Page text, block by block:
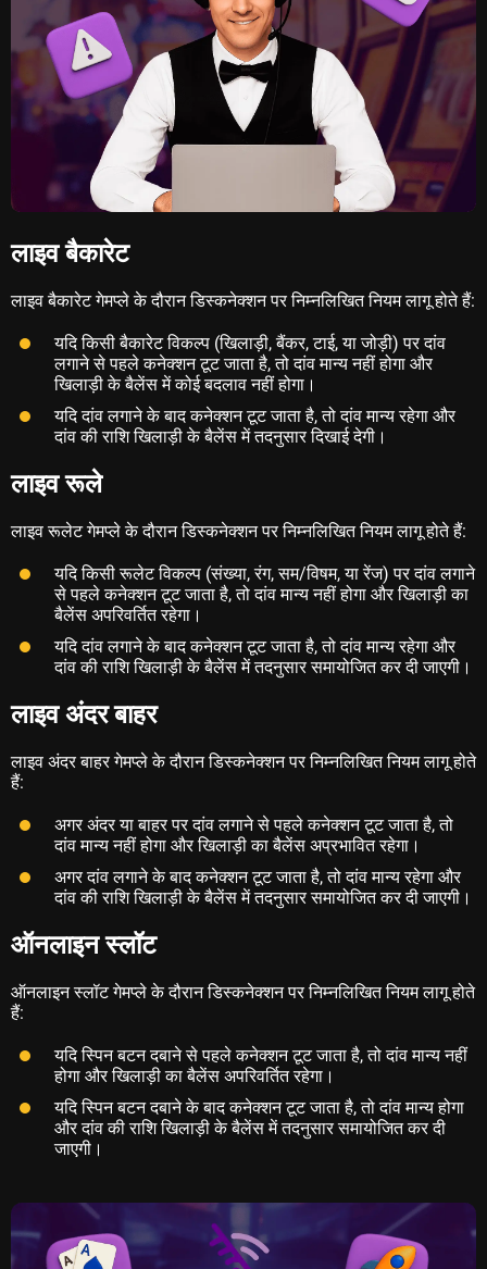
लाइव बैकारेट
लाइव बैकारेट गेमप्ले के दौरान डिस्कनेक्शन पर निम्नलिखित नियम लागू होते हैं:
यदि किसी बैकारेट विकल्प (खिलाड़ी, बैंकर, टाई, या जोड़ी) पर दांव
लगाने से पहले कनेक्शन टूट जाता है, तो दांव मान्य नहीं होगा और
खिलाड़ी के बैलेंस में कोई बदलाव नहीं होगा।
यदि दांव लगाने के बाद कनेक्शन टूट जाता है, तो दांव मान्य रहेगा और
दांव की राशि खिलाड़ी के बैलेंस में तदनुसार दिखाई देगी।
लाइव रूले
लाइव रूलेट गेमप्ले के दौरान डिस्कनेक्शन पर निम्नलिखित नियम लागू होते हैं:
यदि किसी रूलेट विकल्प (संख्या, रंग, सम/विषम, या रेंज) पर दांव लगाने
से पहले कनेक्शन टूट जाता है, तो दांव मान्य नहीं होगा और खिलाड़ी का
बैलेंस अपरिवर्तित रहेगा।
यदि दांव लगाने के बाद कनेक्शन टूट जाता है, तो दांव मान्य रहेगा और
दांव की राशि खिलाड़ी के बैलेंस में तदनुसार समायोजित कर दी जाएगी।
लाइव अंदर बाहर
लाइव अंदर बाहर गेमप्ले के दौरान डिस्कनेक्शन पर निम्नलिखित नियम लागू होते
हैं:
अगर अंदर या बाहर पर दांव लगाने से पहले कनेक्शन टूट जाता है, तो
दांव मान्य नहीं होगा और खिलाड़ी का बैलेंस अप्रभावित रहेगा।
अगर दांव लगाने के बाद कनेक्शन टूट जाता है, तो दांव मान्य रहेगा और
दांव की राशि खिलाड़ी के बैलेंस में तदनुसार समायोजित कर दी जाएगी।
ऑनलाइन स्लॉट
ऑनलाइन स्लॉट गेमप्ले के दौरान डिस्कनेक्शन पर निम्नलिखित नियम लागू होते
हैं:
यदि स्पिन बटन दबाने से पहले कनेक्शन टूट जाता है, तो दांव मान्य नहीं
होगा और खिलाड़ी का बैलेंस अपरिवर्तित रहेगा।
यदि स्पिन बटन दबाने के बाद कनेक्शन टूट जाता है, तो दांव मान्य होगा
और दांव की राशि खिलाड़ी के बैलेंस में तदनुसार समायोजित कर दी
जाएगी।